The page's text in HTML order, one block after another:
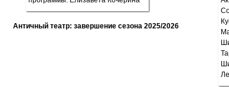
Античный театр: завершение сезона 2025/2026